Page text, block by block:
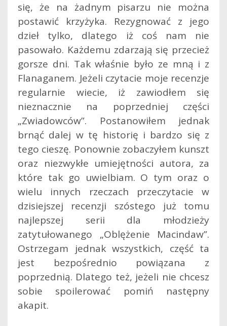
się, że na żadnym pisarzu nie można
postawić krzyżyka. Rezygnować z jego
dzieł tylko, dlatego iż coś nam nie
pasowało. Każdemu zdarzają się przecież
gorsze dni. Tak właśnie było ze mną i z
Flanaganem. Jeżeli czytacie moje recenzje
regularnie wiecie, iż zawiodłem się
nieznacznie na poprzedniej części
„Zwiadowców”. Postanowiłem jednak
brnąć dalej w tę historię i bardzo się z
tego cieszę. Ponownie zobaczyłem kunszt
oraz niezwykłe umiejętności autora, za
które tak go uwielbiam. O tym oraz o
wielu innych rzeczach przeczytacie w
dzisiejszej recenzji szóstego już tomu
najlepszej serii dla młodzieży
zatytułowanego „Oblężenie Macindaw”.
Ostrzegam jednak wszystkich, część ta
jest bezpośrednio powiązana z
poprzednią. Dlatego też, jeżeli nie chcesz
sobie spoilerować pomiń następny
akapit.